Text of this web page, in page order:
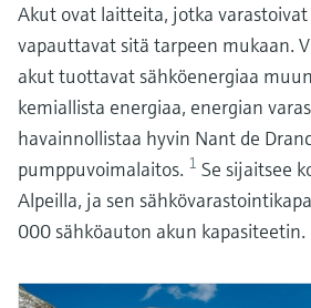
Akut ovat laitteita, jotka
vapauttavat sitä tarpeen mukaan.
akut tuottavat sähköenergiaa
kemiallista energiaa, energian
havainnollistaa hyvin Nant de
pumppuvoimalaitos. 1 Se sijaitsee
Alpeilla, ja sen
000 sähköauton akun kapasiteetin.